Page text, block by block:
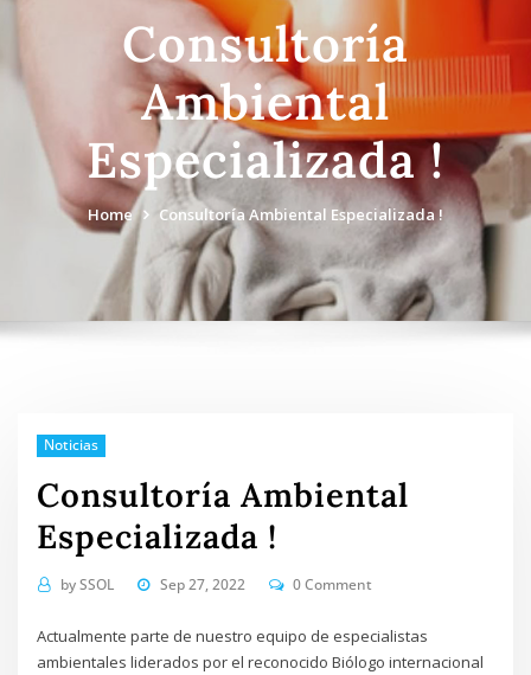
Consultoría
Ambiental
Especializada !
Home Consultoría Ambiental Especializada !
Noticias
Consultoría Ambiental
Especializada !
bySSOL Sep 27, 2022 0 Comment
Actualmente parte de nuestro equipo de especialistas
ambientales liderados por el reconocido Biólogo internacional